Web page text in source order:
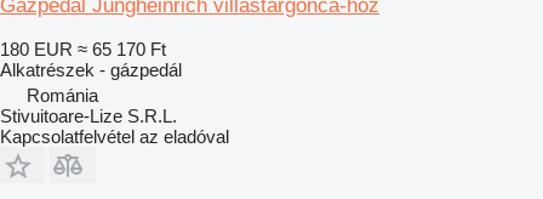
Gázpedál Jungheinrich villástargonca-hoz
180 EUR ≈ 65 170 Ft
Alkatrészek - gázpedál
Románia
Stivuitoare-Lize S.R.L.
Kapcsolatfelvétel az eladóval